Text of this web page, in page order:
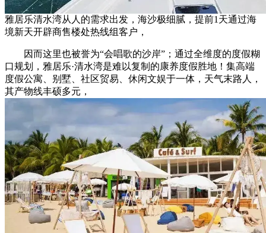
雅居乐清水湾从人的需求出发，海沙极细腻，提前1天通过海
境新天开辟商售楼处热线组客户，
因而这里也被誉为“会唱歌的沙岸”；通过全维度的度假糊
口规划，雅居乐·清水湾是难以复制的康养度假胜地！集高端
度假公寓、别墅、社区贸易、休闲文娱于一体，天气末路人，
其产物线丰硕多元，